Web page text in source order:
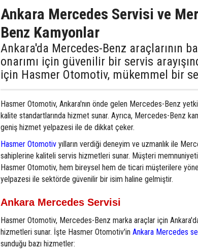
Ankara Mercedes Servisi ve
Benz Kamyonlar
Ankara'da Mercedes-Benz araçlarının
onarımı için güvenilir bir servis
için Hasmer Otomotiv, mükemmel bir
Hasmer Otomotiv, Ankara'nın önde gelen Mercedes-Benz
kalite standartlarında hizmet sunar. Ayrıca, Mercedes-Benz
geniş hizmet yelpazesi ile de dikkat çeker.
Hasmer Otomotiv yılların verdiği deneyim ve uzmanlık ile
sahiplerine kaliteli servis hizmetleri sunar. Müşteri
Hasmer Otomotiv, hem bireysel hem de ticari müşterilere
yelpazesi ile sektörde güvenilir bir isim haline gelmiştir.
Ankara Mercedes Servisi
Hasmer Otomotiv, Mercedes-Benz marka araçlar için
hizmetleri sunar. İşte Hasmer Otomotiv'in Ankara Mercedes
sunduğu bazı hizmetler: